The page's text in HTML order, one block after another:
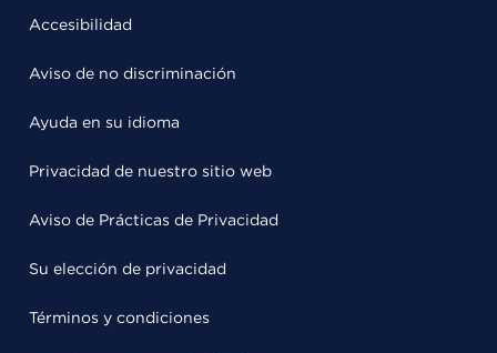
Accesibilidad
Aviso de no discriminación
Ayuda en su idioma
Privacidad de nuestro sitio web
Aviso de Prácticas de Privacidad
Su elección de privacidad
Términos y condiciones